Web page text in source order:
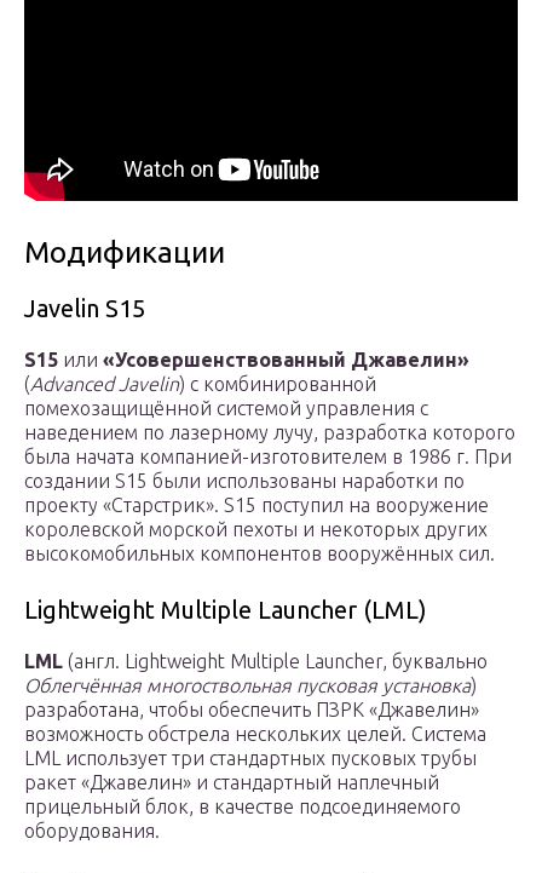
Модификации
Javelin S15
S15 или «Усовершенствованный Джавелин»
(Advanced Javelin) с комбинированной
помехозащищённой системой управления с
наведением по лазерному лучу, разработка которого
была начата компанией-изготовителем в 1986 г. При
создании S15 были использованы наработки по
проекту «Старстрик». S15 поступил на вооружение
королевской морской пехоты и некоторых других
высокомобильных компонентов вооружённых сил.
Lightweight Multiple Launcher (LML)
LML (англ. Lightweight Multiple Launcher, буквально
Облегчённая многоствольная пусковая установка)
разработана, чтобы обеспечить ПЗРК «Джавелин»
возможность обстрела нескольких целей. Система
LML использует три стандартных пусковых трубы
ракет «Джавелин» и стандартный наплечный
прицельный блок, в качестве подсоединяемого
оборудования.